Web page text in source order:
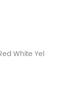
White Yel